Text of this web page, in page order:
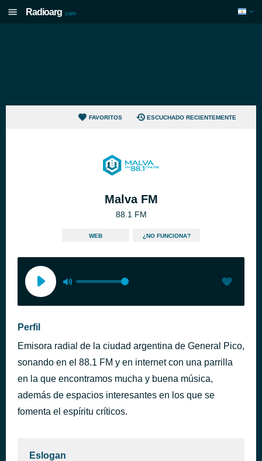
Radioarg .com
FAVORITOS ESCUCHADO RECIENTEMENTE
Malva FM
88.1 FM
WEB ¿NO FUNCIONA?
Perfil
Emisora radial de la ciudad argentina de General Pico,
sonando en el 88.1 FM y en internet con una parrilla
en la que encontramos mucha y buena música,
además de espacios interesantes en los que se
fomenta el espíritu críticos.
Eslogan